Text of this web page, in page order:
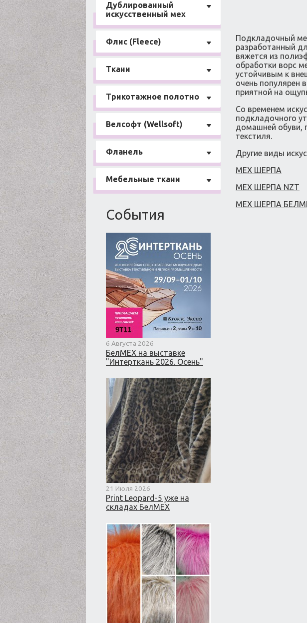
Дублированный
искусственный мех
Флис (Fleece)
Ткани
Трикотажное полотно
Велсофт (Wellsoft)
Фланель
Мебельные ткани
События
6 Августа 2026
БелМЕХ на выставке
"Интерткань 2026. Осень"
21 Июля 2026
Print Leopard-5 уже на
складах БелМЕХ
Подкладочный
разработанный
вяжется из
обработки ворс
устойчивым к
очень популярен
приятной на
Со временем
подкладочного
домашней обуви,
текстиля.
Другие виды
МЕХ ШЕРПА
МЕХ ШЕРПА NZT
МЕХ ШЕРПА